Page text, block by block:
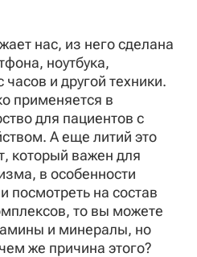
нас, из него сделана
ноутбука,
и другой техники.
применяется в
для пациентов с
А еще литий это
который важен для
в особенности
посмотреть на состав
то вы можете
и минералы, но
же причина этого?